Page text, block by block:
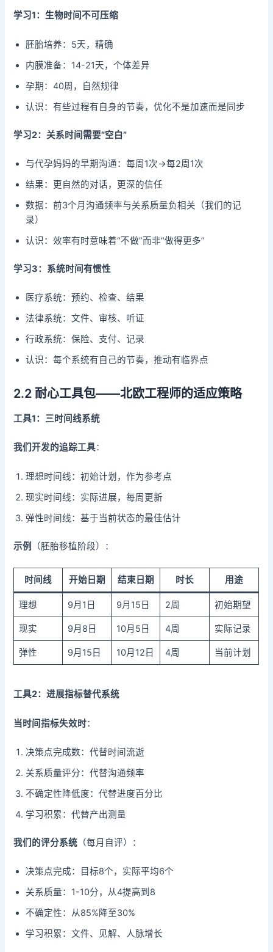
学习1：生物时间不可压缩
胚胎培养：5天，精确
内膜准备：14-21天，个体差异
孕期：40周，自然规律
认识：有些过程有自身的节奏，优化不是加速而是同步
学习2：关系时间需要“空白”
与代孕妈妈的早期沟通：每周1次→每2周1次
结果：更自然的对话，更深的信任
数据：前3个月沟通频率与关系质量负相关（我们的记
录）
认识：效率有时意味着“不做”而非“做得更多”
学习3：系统时间有惯性
医疗系统：预约、检查、结果
法律系统：文件、审核、听证
行政系统：保险、支付、记录
认识：每个系统有自己的节奏，推动有临界点
2.2 耐心工具包——北欧工程师的适应策略
工具1：三时间线系统
我们开发的追踪工具：
理想时间线：初始计划，作为参考点
现实时间线：实际进展，每周更新
弹性时间线：基于当前状态的最佳估计
示例 （胚胎移植阶段）：
时间线 开始日期 结束日期 时长 用途
理想 9月1日 9月15日 2周 初始期望
现实 9月8日 10月5日 4周 实际记录
弹性 9月15日 10月12日 4周 当前计划
工具2：进展指标替代系统
当时间指标失效时：
决策点完成数：代替时间流逝
关系质量评分：代替沟通频率
不确定性降低度：代替进度百分比
学习积累：代替产出测量
我们的评分系统 （每月自评）：
决策点完成：目标8个，实际平均6个
关系质量：1-10分，从4提高到8
不确定性：从85%降至30%
学习积累：文件、见解、人脉增长